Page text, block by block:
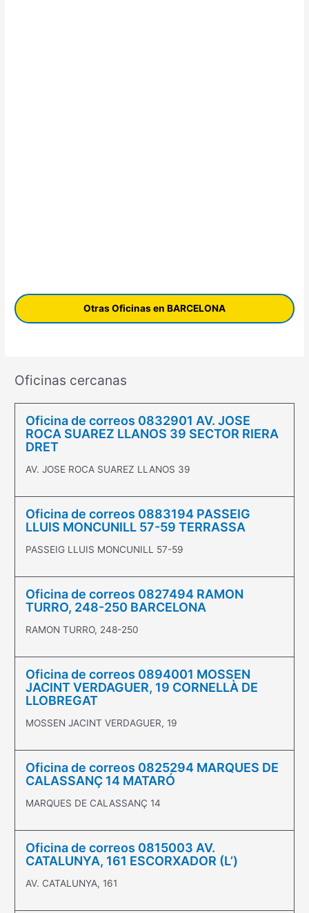
Otras Oficinas en BARCELONA
Oficinas cercanas
Oficina de correos 0832901 AV. JOSE
ROCA SUAREZ LLANOS 39 SECTOR RIERA
DRET
AV. JOSE ROCA SUAREZ LLANOS 39
Oficina de correos 0883194 PASSEIG
LLUIS MONCUNILL 57-59 TERRASSA
PASSEIG LLUIS MONCUNILL 57-59
Oficina de correos 0827494 RAMON
TURRO, 248-250 BARCELONA
RAMON TURRO, 248-250
Oficina de correos 0894001 MOSSEN
JACINT VERDAGUER, 19 CORNELLÀ DE
LLOBREGAT
MOSSEN JACINT VERDAGUER, 19
Oficina de correos 0825294 MARQUES DE
CALASSANÇ 14 MATARÓ
MARQUES DE CALASSANÇ 14
Oficina de correos 0815003 AV.
CATALUNYA, 161 ESCORXADOR (L’)
AV. CATALUNYA, 161